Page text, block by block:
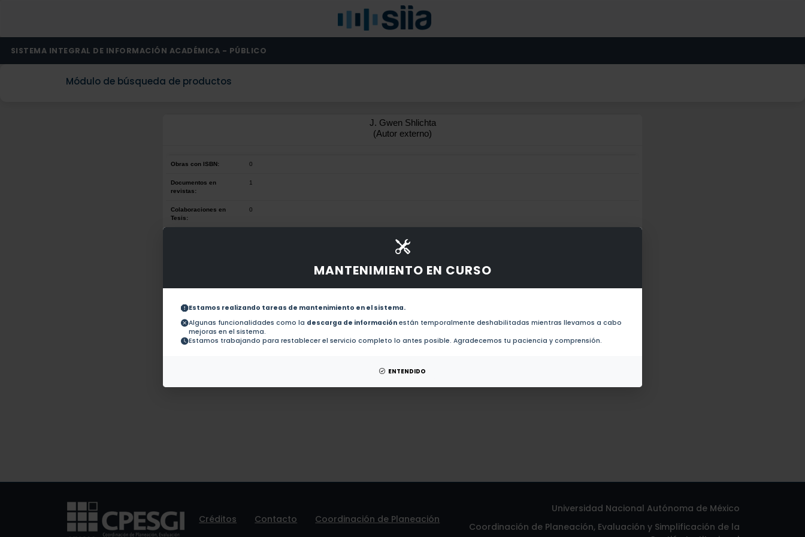
MANTENIMIENTO EN CURSO
Estamos realizando tareas de mantenimiento en el sistema.
Algunas funcionalidades como la descarga de información están temporalmente deshabilitadas mientras llevamos a cabo
mejoras en el sistema.
Estamos trabajando para restablecer el servicio completo lo antes posible. Agradecemos tu paciencia y comprensión.
ENTENDIDO
SISTEMA INTEGRAL DE INFORMACIÓN ACADÉMICA - PÚBLICO
Módulo de búsqueda de productos
J. Gwen Shlichta
(Autor externo)
Obras con ISBN: 0
Documentos en
revistas:
1
Colaboraciones en
Tesis:
0
No hay obras de este autor.
Colaboraciones en
Tesis:
No hay tesis de este autor.
Créditos Contacto Coordinación de Planeación
Universidad Nacional Autónoma de México
Coordinación de Planeación, Evaluación y Simplificación de la